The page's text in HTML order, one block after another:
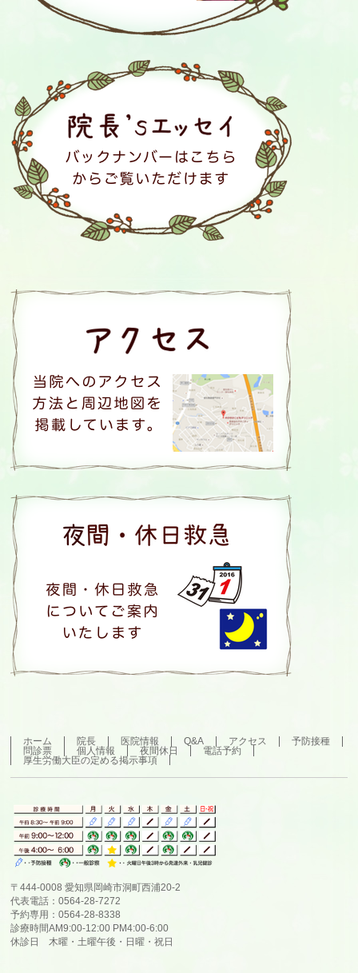
ホーム 院長 医院情報 Q&A アクセス
予防接種
問診票
個人情報 夜間休日
電話予約
厚生労働大臣の定める掲示事項
〒444-0008 愛知県岡崎市洞町西浦20-2
代表電話：0564-28-7272
予約専用：0564-28-8338
診療時間AM9:00-12:00 PM4:00-6:00
休診日 木曜・土曜午後・日曜・祝日